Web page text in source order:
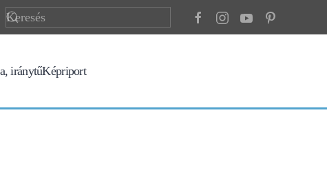
iránytűKépriport